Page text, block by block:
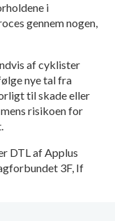
i
gennem nogen,
af cyklister
nye tal fra
til skade eller
risikoen for
DTL af Applus
3F, If